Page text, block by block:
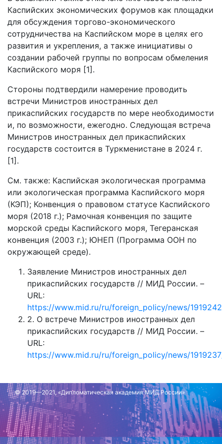
Каспийских экономических форумов как площадки
для обсуждения торгово-экономического
сотрудничества на Каспийском море в целях его
развития и укрепления, а также инициативы о
создании рабочей группы по вопросам обмеления
Каспийского моря [1].
Стороны подтвердили намерение проводить
встречи Министров иностранных дел
прикаспийских государств по мере необходимости
и, по возможности, ежегодно. Следующая встреча
Министров иностранных дел прикаспийских
государств состоится в Туркменистане в 2024 г.
[1].
См. также: Каспийская экологическая программа
или экологическая программа Каспийского моря
(КЭП); Конвенция о правовом статусе Каспийского
моря (2018 г.); Рамочная конвенция по защите
морской среды Каспийского моря, Тегеранская
конвенция (2003 г.); ЮНЕП (Программа ООН по
окружающей среде).
Заявление Министров иностранных дел
прикаспийских государств // МИД России. –
URL:
https://www.mid.ru/ru/foreign_policy/news/
2. О встрече Министров иностранных дел
прикаспийских государств // МИД России. –
URL:
https://www.mid.ru/ru/foreign_policy/news/
Обновлено: 6 декабря 2023 г.
© 2019—2021, «Дипломатическая академия МИД России»